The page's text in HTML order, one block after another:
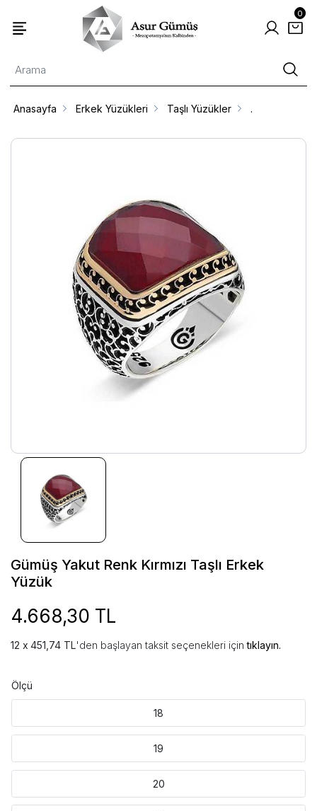
0
Anasayfa Erkek Yüzükleri Taşlı Yüzükler .
Gümüş Yakut Renk Kırmızı Taşlı Erkek
Yüzük
4.668,30 TL
451,74 TL'den başlayan taksit seçenekleri içintıklayın.
Ölçü
18
19
20